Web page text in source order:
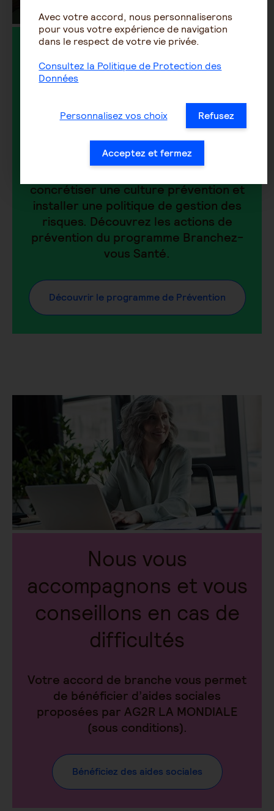
Bénéficiez du
programme de
Prévention Branchez-
vous Santé
concrétiser une culture prévention et
installer une politique de gestion des
risques. Découvrez les actions de
prévention du programme Branchez-
vous Santé.
Découvrir le programme de Prévention
Nous vous
accompagnons et vous
conseillons en cas de
difficultés
Votre accord de branche vous permet
de bénéficier d’aides sociales
proposées par AG2R LA MONDIALE
(sous conditions).
Bénéficiez des aides sociales
Avec votre accord, nous personnaliserons
pour vous votre expérience de navigation
dans le respect de votre vie privée.
Consultez la Politique de Protection des
Données
Personnalisez vos choix Refusez
Acceptez et fermez